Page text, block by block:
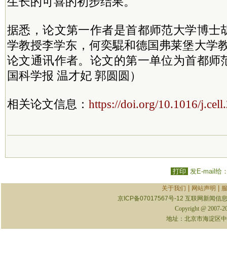
据悉，论文第一作者是首都师范大学博士
学教授李学东，何奕騉和德国弗莱堡大学
论文通讯作者。论文的第一单位为首都师
国科学报 温才妃 郭圆圆）
相关论文信息： https://doi.org/10.1016/
打印 发E-mail给
关于我们 网站声明
京ICP备07017567号-12 互联网新闻信
Copyright @ 2007-
地址：北京市海淀区